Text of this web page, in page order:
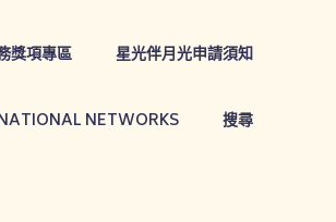
獎項專區 星光伴月光申請須知
NETWORKS 搜尋